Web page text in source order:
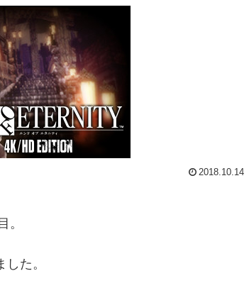
2018.10.14
。
た。